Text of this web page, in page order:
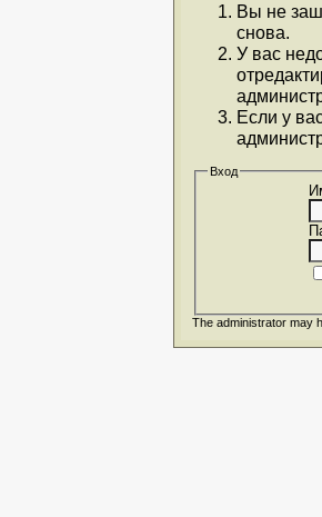
Вы не
снова.
У вас
Если у
Вход
The administrator may